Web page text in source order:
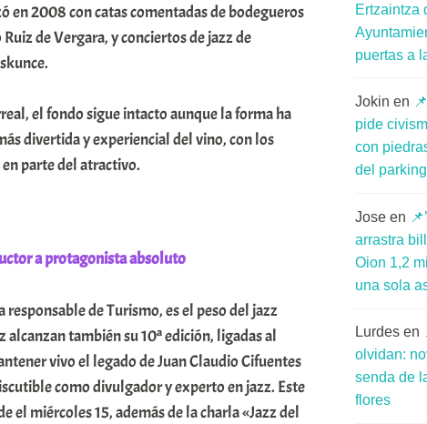
en 2008 con catas comentadas de bodegueros
de Vergara, y conciertos de jazz de
el fondo sigue intacto aunque la forma ha
divertida y experiencial del vino, con los
parte del atractivo.
a protagonista absoluto
de Turismo, es el peso del jazz
alcanzan también su 10ª edición, ligadas al
vivo el legado de Juan Claudio Cifuentes
como divulgador y experto en jazz. Este
el miércoles 15, además de la charla «Jazz del
Ertzaintza
puertas a
Jokin en
pide
con
del
Jose en
arrastra
Oion 1,2
una sola
Lurdes en
olvidan:
senda de
flores